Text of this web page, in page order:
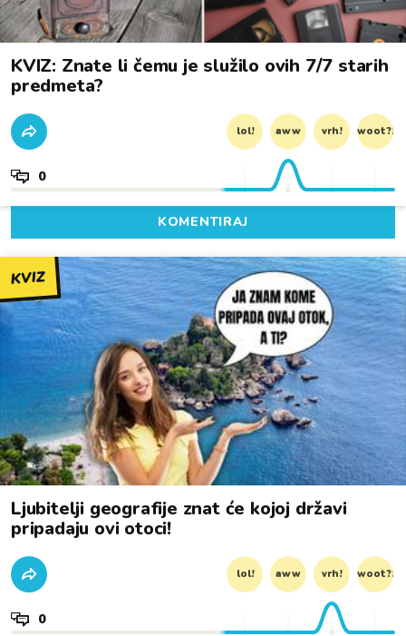
KVIZ: Znate li čemu je služilo ovih 7/7 starih
predmeta?
lol! aww vrh! woot?!
0
KOMENTIRAJ
KVIZ
Ljubitelji geografije znat će kojoj državi
pripadaju ovi otoci!
lol! aww vrh! woot?!
0